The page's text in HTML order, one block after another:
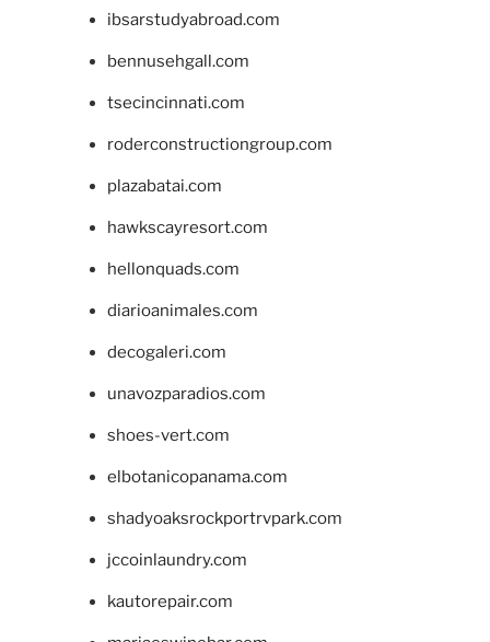
ibsarstudyabroad.com
bennusehgall.com
tsecincinnati.com
roderconstructiongroup.com
plazabatai.com
hawkscayresort.com
hellonquads.com
diarioanimales.com
decogaleri.com
unavozparadios.com
shoes-vert.com
elbotanicopanama.com
shadyoaksrockportrvpark.com
jccoinlaundry.com
kautorepair.com